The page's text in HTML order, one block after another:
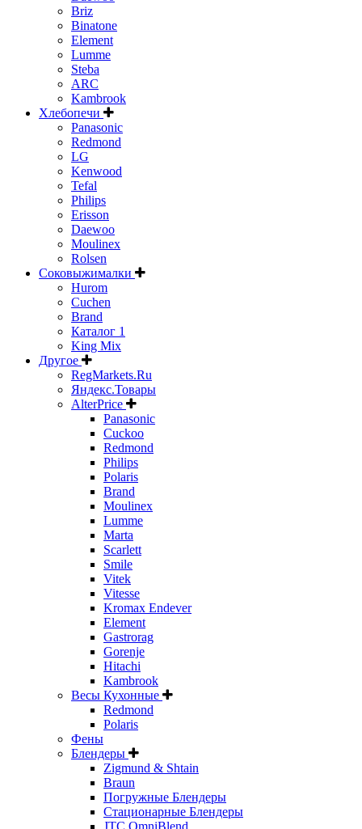
Briz
Binatone
Element
Lumme
Steba
ARC
Kambrook
Хлебопечи
Panasonic
Redmond
LG
Kenwood
Tefal
Philips
Erisson
Daewoo
Moulinex
Rolsen
Соковыжималки
Hurom
Cuchen
Brand
Каталог 1
King Mix
Другое
RegMarkets.Ru
Яндекс.Товары
AlterPrice
Panasonic
Cuckoo
Redmond
Philips
Polaris
Brand
Moulinex
Lumme
Marta
Scarlett
Smile
Vitek
Vitesse
Kromax Endever
Element
Gastrorag
Gorenje
Hitachi
Kambrook
Весы Кухонные
Redmond
Polaris
Фены
Блендеры
Zigmund & Shtain
Braun
Погружные Блендеры
Стационарные Блендеры
JTC OmniBlend